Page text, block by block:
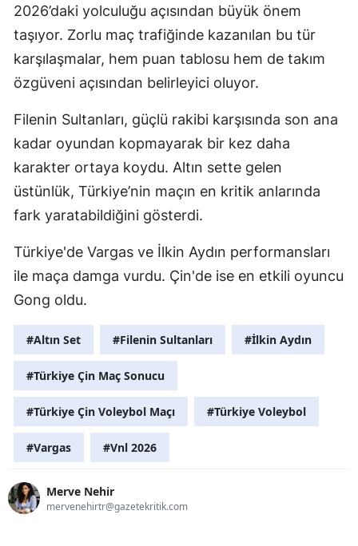
2026’daki yolculuğu açısından büyük önem
taşıyor. Zorlu maç trafiğinde kazanılan bu tür
karşılaşmalar, hem puan tablosu hem de takım
özgüveni açısından belirleyici oluyor.
Filenin Sultanları, güçlü rakibi karşısında son ana
kadar oyundan kopmayarak bir kez daha
karakter ortaya koydu. Altın sette gelen
üstünlük, Türkiye’nin maçın en kritik anlarında
fark yaratabildiğini gösterdi.
Türkiye'de Vargas ve İlkin Aydın performansları
ile maça damga vurdu. Çin'de ise en etkili oyuncu
Gong oldu.
#Altın Set #Filenin Sultanları #İlkin Aydın
#Türkiye Çin Maç Sonucu
#Türkiye Çin Voleybol Maçı #Türkiye Voleybol
#Vargas #Vnl 2026
Merve Nehir
mervenehirtr@gazetekritik.com